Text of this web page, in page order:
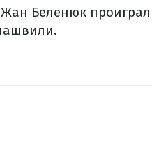
Беленюк